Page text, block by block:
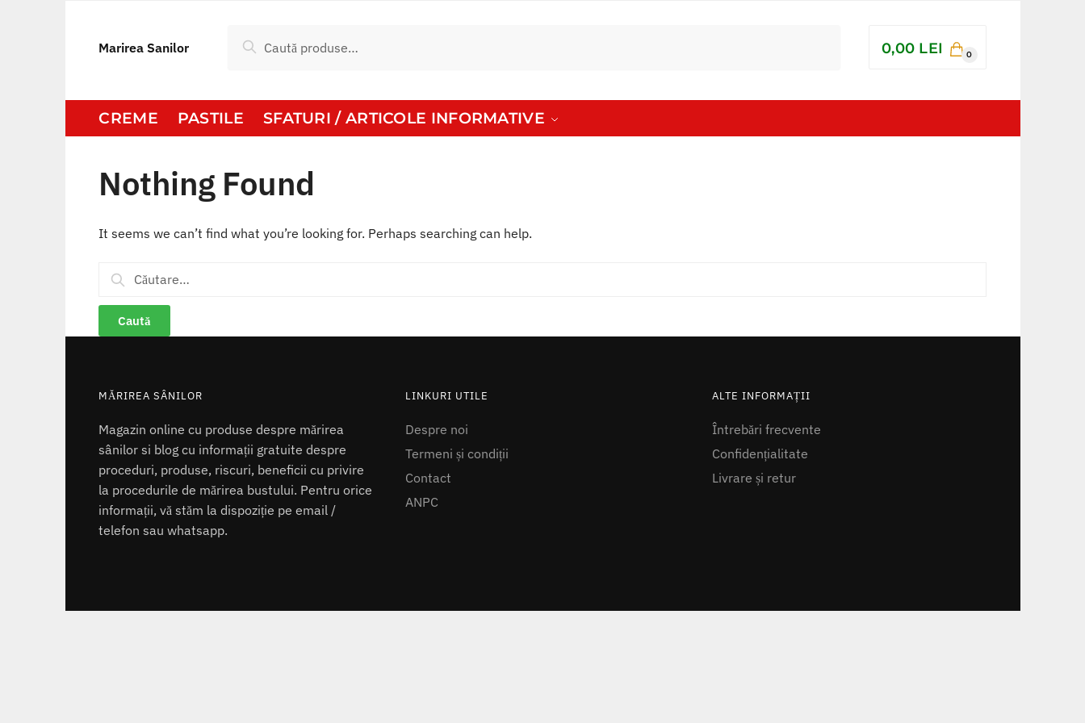
navigation
contentMarirea Sanilor
după:
Caută 0,00 LEI 0
CREME PASTILE SFATURI / ARTICOLE INFORMATIVE
Nothing Found
It seems we can’t find what you’re looking for. Perhaps searching can help.
Caută
după:
MĂRIREA SÂNILOR
Magazin online cu produse despre mărirea
sânilor si blog cu informații gratuite despre
proceduri, produse, riscuri, beneficii cu privire
la procedurile de mărirea bustului. Pentru orice
informații, vă stăm la dispoziție pe email /
telefon sau whatsapp.
LINKURI UTILE
Despre noi
Termeni și condiții
Contact
ANPC
ALTE INFORMAȚII
Întrebări frecvente
Confidențialitate
Livrare și retur